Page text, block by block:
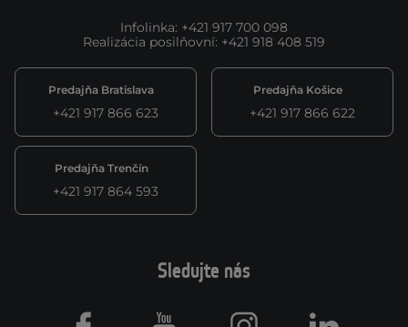
Infolinka: +421 917 700 098
Realizácia posilňovní: +421 918 408 519
Predajňa Bratislava
+421 917 866 623
Predajňa Košice
+421 917 866 622
Predajňa Trenčín
+421 917 864 593
Sledujte nás